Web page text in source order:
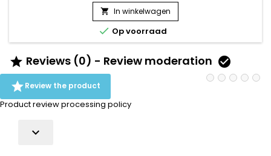
beschermt het haar in de diepte. De conditioner is de laatste
stap in een vochtinbrengende routine, ideaal voor droog
haar...
 In winkelwagen
 Op voorraad
 Reviews (0) - Review moderation 
Review the product
Product review processing policy
